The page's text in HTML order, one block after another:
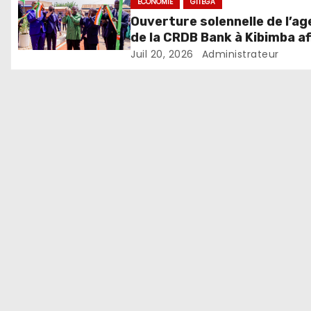
Ouverture solennelle de
de la CRDB Bank à Kibimba
de renforcer son appui au
Juil 20, 2026 Administrateur